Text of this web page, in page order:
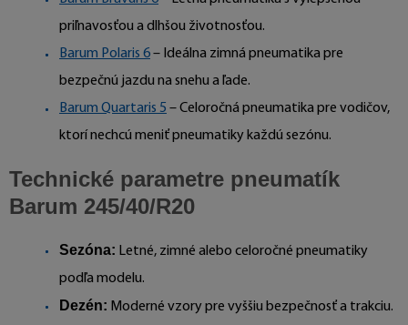
priľnavosťou a dlhšou životnosťou.
Barum Polaris 6– Ideálna zimná pneumatika pre
bezpečnú jazdu na snehu a ľade.
Barum Quartaris 5 – Celoročná pneumatika pre vodičov,
ktorí nechcú meniť pneumatiky každú sezónu.
Technické parametre pneumatík
Barum 245/40/R20
Sezóna: Letné, zimné alebo celoročné pneumatiky
podľa modelu.
Dezén: Moderné vzory pre vyššiu bezpečnosť a trakciu.